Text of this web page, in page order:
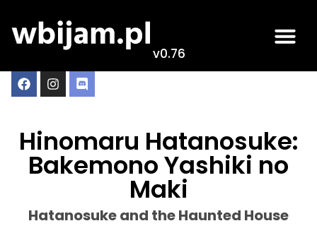
v0.76
Hinomaru Hatanosuke:
Bakemono Yashiki no
Maki
Hatanosuke and the Haunted House